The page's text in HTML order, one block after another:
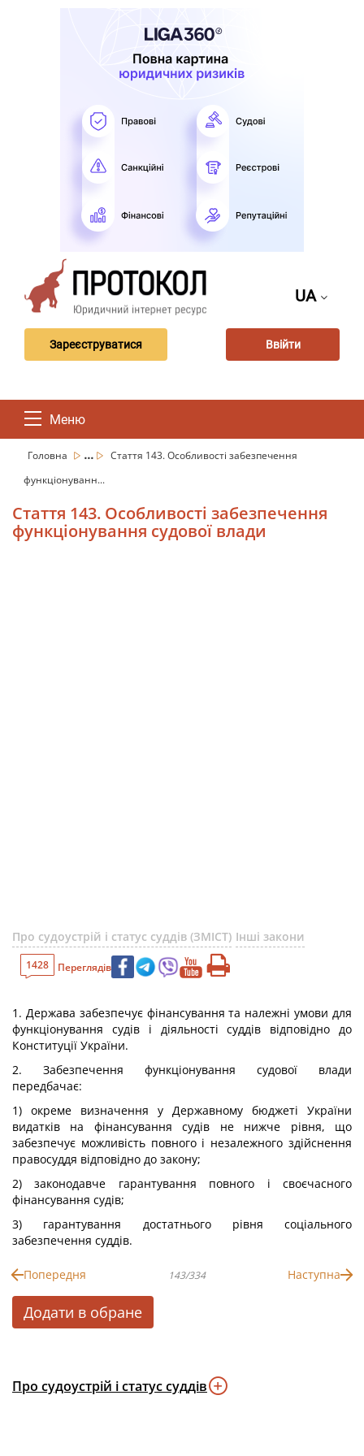
UA
Зареєструватися Ввійти
Меню
Головна ...
Стаття 143. Особливості забезпечення
функціонуванн...
Стаття 143. Особливості забезпечення
функціонування судової влади
Про судоустрій і статус суддів (ЗМІСТ) Інші закони
1428 Переглядів
1. Держава забезпечує фінансування та належні умови для
функціонування судів і діяльності суддів відповідно до
Конституції України.
2. Забезпечення функціонування судової влади
передбачає:
1) окреме визначення у Державному бюджеті України
видатків на фінансування судів не нижче рівня, що
забезпечує можливість повного і незалежного здійснення
правосуддя відповідно до закону;
2) законодавче гарантування повного і своєчасного
фінансування судів;
3) гарантування достатнього рівня соціального
забезпечення суддів.
Попередня 143/334 Наступна
Додати в обране
Про судоустрій і статус суддів